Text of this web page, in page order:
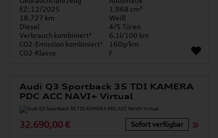
EZ: 12/2025
1.968 cm³
18.727 km
Weiß
Diesel
4/5 Türen
Verbrauch kombiniert¹
6.1l/100 km
CO2-Emission kombiniert¹
160g/km
CO2-Klasse
F
Audi Q3 Sportback 35 TDI KAMERA
PDC ACC NAVI+ Virtual
32.690,00 € Sofort verfügbar